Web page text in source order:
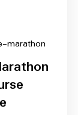
marathon
marathon